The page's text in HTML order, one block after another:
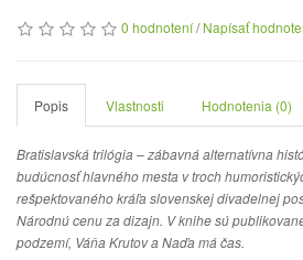
0 hodnotení/Napísať
Popis Vlastnosti Hodnotenia (0)
Bratislavská trilógia – zábavná alternatívna
budúcnosť hlavného mesta v troch
rešpektovaného kráľa slovenskej divadelnej
Národnú cenu za dizajn. V knihe sú
podzemí, Váňa Krutov a Naďa má čas.